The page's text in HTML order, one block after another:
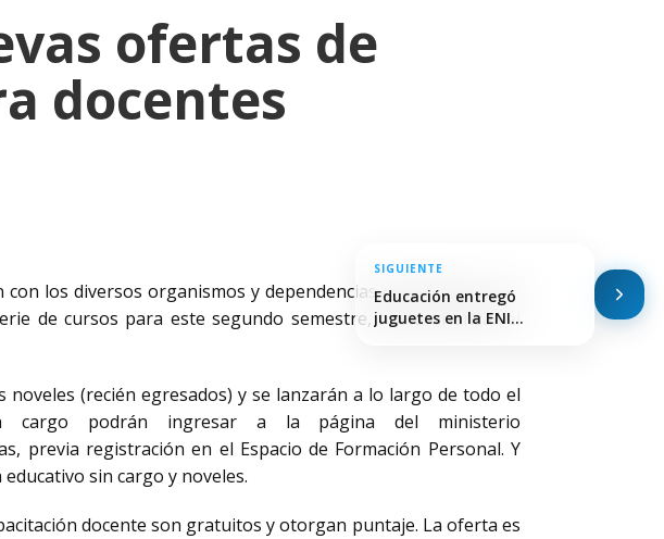
ofertas de
docentes
los diversos organismos y dependencias del Ministerio de
de cursos para este segundo semestre, hasta alcanzar el
(recién egresados) y se lanzarán a lo largo de todo el
cargo podrán ingresar a la página del ministerio
previa registración en el Espacio de Formación Personal. Y
sin cargo y noveles.
docente son gratuitos y otorgan puntaje. La oferta es
SIGUIENTE
Educación entregó
juguetes en la ENI